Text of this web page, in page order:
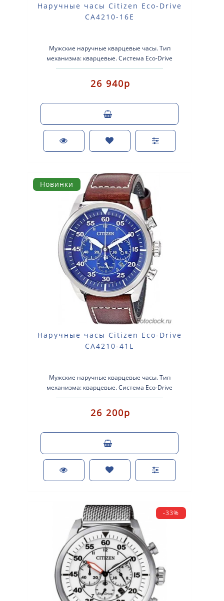
Наручные часы Citizen Eco-Drive
CA4210-16E
Мужские наручные кварцевые часы. Тип
механизма: кварцевые. Система Eco-Drive
(аккумулятор с питанием от световой
энергии).Корпус..
26 940р
Новинки
Наручные часы Citizen Eco-Drive
CA4210-41L
Мужские наручные кварцевые часы. Тип
механизма: кварцевые. Система Eco-Drive
(аккумулятор с питанием от световой энергии)...
26 200р
-33%